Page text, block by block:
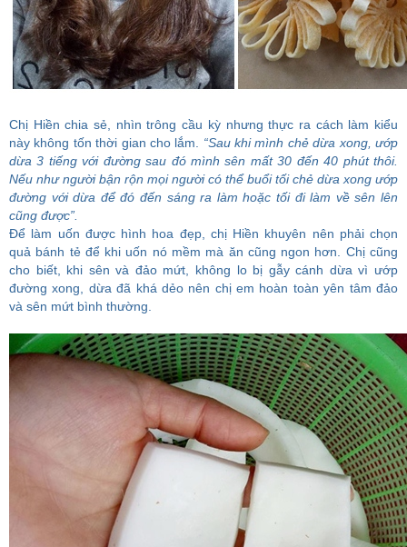
Chị Hiền chia sẻ, nhìn trông cầu kỳ nhưng thực ra cách làm kiểu
này không tốn thời gian cho lắm.
“Sau khi mình chẻ dừa xong, ướp
dừa 3 tiếng với đường sau đó mình sên mất 30 đến 40 phút thôi.
Nếu như người bận rộn mọi người có thể buổi tối chẻ dừa xong ướp
đường với dừa để đó đến sáng ra làm hoặc tối đi làm về sên lên
cũng được”.
Để làm uốn được hình hoa đẹp, chị Hiền khuyên nên phải chọn
quả bánh tẻ để khi uốn nó mềm mà ăn cũng ngon hơn. Chị cũng
cho biết, khi sên và đảo mứt, không lo bị gẫy cánh dừa vì ướp
đường xong, dừa đã khá dẻo nên chị em hoàn toàn yên tâm đảo
và sên mứt bình thường.